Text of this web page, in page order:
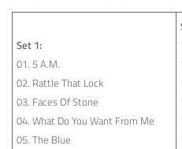
Set 1:
01. 5 A.M.
02. Rattle That Lock
03. Faces Of Stone
04. What Do You Want From Me
05. The Blue